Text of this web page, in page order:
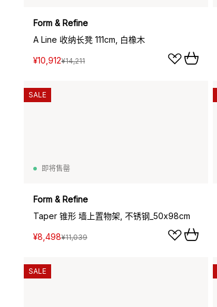
Form & Refine
A Line 收纳长凳 111cm, 白橡木
¥10,912¥14,211
即将售罄
Form & Refine
Taper 锥形 墙上置物架, 不锈钢_50x98cm
¥8,498¥11,039
SALE
SALE